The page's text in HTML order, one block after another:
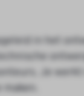
in het
Je werkt